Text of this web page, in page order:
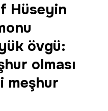
Hüseyin
övgü:
olması
meşhur